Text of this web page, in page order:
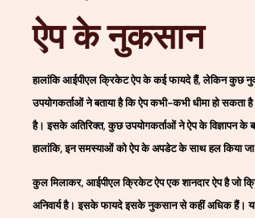
ऐप के नुकसान
हालांकि आईपीएल क्रिकेट ऐप के कई फायदे हैं, लेकिन कुछ
उपयोगकर्ताओं ने बताया है कि ऐप कभी-कभी धीमा हो सकता
है। इसके अतिरिक्त, कुछ उपयोगकर्ताओं ने ऐप के विज्ञापन के
हालांकि, इन समस्याओं को ऐप के अपडेट के साथ हल किया
कुल मिलाकर, आईपीएल क्रिकेट ऐप एक शानदार ऐप है जो
अनिवार्य है। इसके फायदे इसके नुकसान से कहीं अधिक हैं।